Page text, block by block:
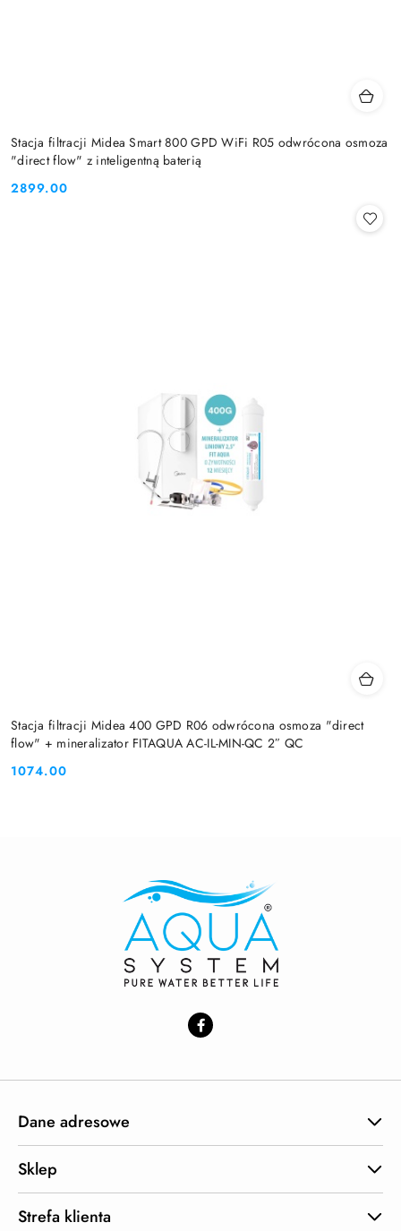
Stacja filtracji Midea Smart 800 GPD WiFi R05 odwrócona osmoza
"direct flow" z inteligentną baterią
Cena:
2899.00
Stacja filtracji Midea 400 GPD R06 odwrócona osmoza "direct
flow" + mineralizator FITAQUA AC-IL-MIN-QC 2″ QC
Cena:
1074.00
Dane adresowe
Sklep
Strefa klienta